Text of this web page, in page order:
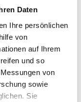
Daten
Ihre persönlichen
von
auf Ihrem
und so
von
sowie
Sie